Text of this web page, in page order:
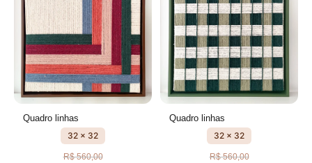
Quadro linhas
32 x 32
R$560,00
Quadro linhas
32 x 32
R$560,00